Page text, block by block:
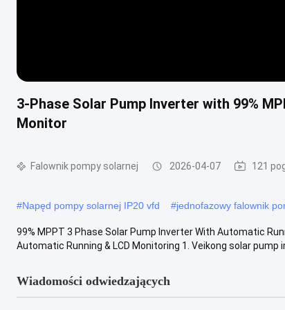
3-Phase Solar Pump Inverter with 99%
Monitor
Falownik pompy solarnej 2026-04-07 121
#Napęd pompy solarnej IP20 vfd #jednofazowy falownik
99% MPPT 3 Phase Solar Pump Inverter With Automatic
Automatic Running & LCD Monitoring 1. Veikong solar pump
Wiadomości odwiedzających